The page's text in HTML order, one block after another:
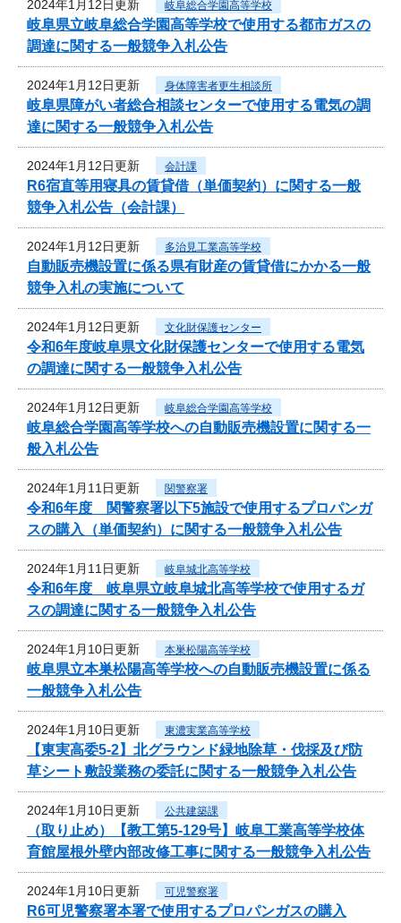
2024年1月12日更新 岐阜総合学園高等学校
岐阜県立岐阜総合学園高等学校で使用する都市ガスの
調達に関する一般競争入札公告
2024年1月12日更新 身体障害者更生相談所
岐阜県障がい者総合相談センターで使用する電気の調
達に関する一般競争入札公告
2024年1月12日更新 会計課
R6宿直等用寝具の賃貸借（単価契約）に関する一般
競争入札公告（会計課）
2024年1月12日更新 多治見工業高等学校
自動販売機設置に係る県有財産の賃貸借にかかる一般
競争入札の実施について
2024年1月12日更新 文化財保護センター
令和6年度岐阜県文化財保護センターで使用する電気
の調達に関する一般競争入札公告
2024年1月12日更新 岐阜総合学園高等学校
岐阜総合学園高等学校への自動販売機設置に関する一
般入札公告
2024年1月11日更新 関警察署
令和6年度 関警察署以下5施設で使用するプロパンガ
スの購入（単価契約）に関する一般競争入札公告
2024年1月11日更新 岐阜城北高等学校
令和6年度 岐阜県立岐阜城北高等学校で使用するガ
スの調達に関する一般競争入札公告
2024年1月10日更新 本巣松陽高等学校
岐阜県立本巣松陽高等学校への自動販売機設置に係る
一般競争入札公告
2024年1月10日更新 東濃実業高等学校
【東実高委5-2】北グラウンド緑地除草・伐採及び防
草シート敷設業務の委託に関する一般競争入札公告
2024年1月10日更新 公共建築課
（取り止め）【教工第5-129号】岐阜工業高等学校体
育館屋根外壁内部改修工事に関する一般競争入札公告
2024年1月10日更新 可児警察署
R6可児警察署本署で使用するプロパンガスの購入